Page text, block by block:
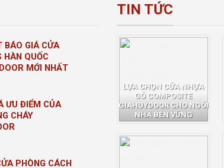
BÁO GIÁ CỬA
HÀN QUỐC
MỚI NHẤT
ƯU ĐIỂM CỦA
CHÁY
PHÒNG CÁCH
TIN TỨC
LỰA CHỌN CỬA NHỰA
GỖ COMPOSITE
GIAHUYDOOR CHO NGÔI
NHÀ BỀN VỮNG